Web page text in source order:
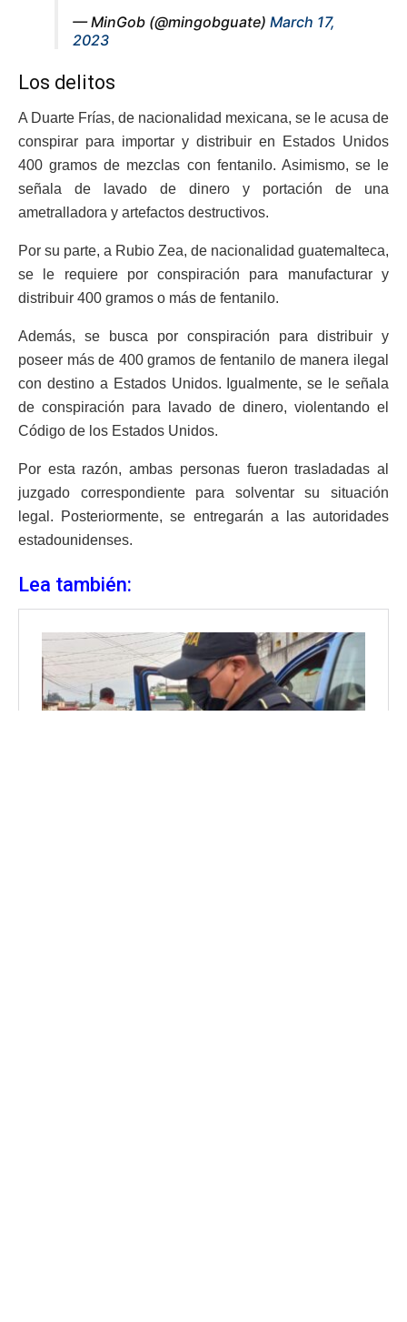
— MinGob (@mingobguate) March 17,
2023
Los delitos
A Duarte Frías, de nacionalidad mexicana, se le acusa de
conspirar para importar y distribuir en Estados Unidos
400 gramos de mezclas con fentanilo. Asimismo, se le
señala de lavado de dinero y portación de una
ametralladora y artefactos destructivos.
Por su parte, a Rubio Zea, de nacionalidad guatemalteca,
se le requiere por conspiración para manufacturar y
distribuir 400 gramos o más de fentanilo.
Además, se busca por conspiración para distribuir y
poseer más de 400 gramos de fentanilo de manera ilegal
con destino a Estados Unidos. Igualmente, se le señala
de conspiración para lavado de dinero, violentando el
Código de los Estados Unidos.
Por esta razón, ambas personas fueron trasladadas al
juzgado correspondiente para solventar su situación
legal. Posteriormente, se entregarán a las autoridades
estadounidenses.
Lea también: